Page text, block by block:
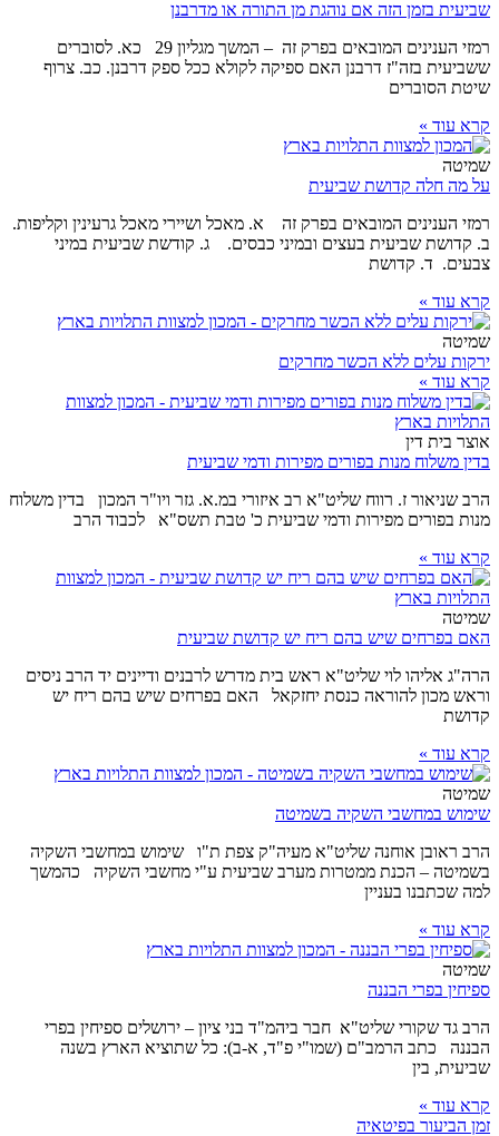
שביעית בזמן הזה אם נוהגת מן התורה או מדרבנן
רמזי הענינים המובאים בפרק זה – המשך מגליון 29 כא. לסוברים
ששביעית בזה"ז דרבנן האם ספיקה לקולא ככל ספק דרבנן. כב. צרוף
שיטת הסוברים
קרא עוד »
שמיטה
על מה חלה קדושת שביעית
רמזי הענינים המובאים בפרק זה א. מאכל ושיירי מאכל גרעינין וקליפות.
ב. קדושת שביעית בעצים ובמיני כבסים. ג. קודשת שביעית במיני
צבעים. ד. קדושת
קרא עוד »
שמיטה
ירקות עלים ללא הכשר מחרקים
קרא עוד »
אוצר בית דין
בדין משלוח מנות בפורים מפירות ודמי שביעית
הרב שניאור ז. רווח שליט"א רב איזורי במ.א. גזר ויו"ר המכון בדין משלוח
מנות בפורים מפירות ודמי שביעית כ' טבת תשס"א לכבוד הרב
קרא עוד »
שמיטה
האם בפרחים שיש בהם ריח יש קדושת שביעית
הרה"ג אליהו לוי שליט"א ראש בית מדרש לרבנים ודיינים יד הרב ניסים
וראש מכון להוראה כנסת יחזקאל האם בפרחים שיש בהם ריח יש
קדושת
קרא עוד »
שמיטה
שימוש במחשבי השקיה בשמיטה
הרב ראובן אוחנה שליט"א מעיה"ק צפת ת"ו שימוש במחשבי השקיה
בשמיטה – הכנת ממטרות מערב שביעית ע"י מחשבי השקיה כהמשך
למה שכתבנו בעניין
קרא עוד »
שמיטה
ספיחין בפרי הבננה
הרב גד שקורי שליט"א חבר ביהמ"ד בני ציון – ירושלים ספיחין בפרי
הבננה כתב הרמב"ם (שמו"י פ"ד, א-ב): כל שתוציא הארץ בשנה
שביעית, בין
קרא עוד »
זמן הביעור בפיטאיה